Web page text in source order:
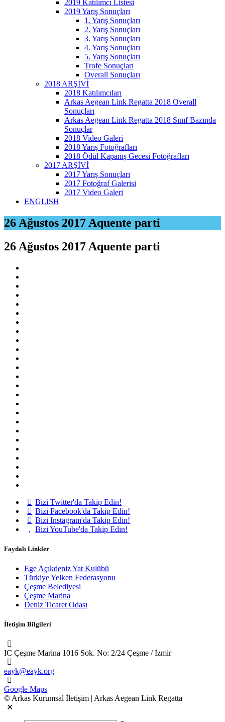
2019 Katılımcı Listesi
2019 Yarış Sonuçları
1. Yarış Sonuçları
2. Yarış Sonuçları
3. Yarış Sonuçları
4. Yarış Sonuçları
5. Yarış Sonuçları
Trofe Sonuçları
Overall Sonuçları
2018 ARŞİVİ
2018 Katılımcıları
Arkas Aegean Link Regatta 2018 Overall
Sonuçları
Arkas Aegean Link Regatta 2018 Sınıf Bazında
Sonuçlar
2018 Video Galeri
2018 Yarış Fotoğrafları
2018 Ödül Kapanış Gecesi Fotoğrafları
2017 ARŞİVİ
2017 Yarış Sonuçları
2017 Fotoğraf Galerisi
2017 Video Galeri
ENGLISH
26 Ağustos 2017 Aquente parti
26 Ağustos 2017 Aquente parti
Bizi Twitter'da Takip Edin!
Bizi Facebook'da Takip Edin!
Bizi Instagram'da Takip Edin!
Bizi YouTube'da Takip Edin!
Faydalı Linkler
Ege Açıkdeniz Yat Kulübü
Türkiye Yelken Federasyonu
Çeşme Belediyesi
Çeşme Marina
Deniz Ticaret Odası
İletişim Bilgileri
IC Çeşme Marina 1016 Sok. No: 2/24 Çeşme / İzmir
eayk@eayk.org
Google Maps
© Arkas Kurumsal İletişim | Arkas Aegean Link Regatta